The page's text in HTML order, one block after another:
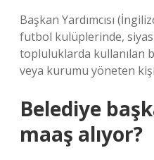
Başkan Yardımcısı
futbol kulüplerinde,
topluluklarda kullanılan
veya kurumu yöneten
Belediye
maaş alıyor?